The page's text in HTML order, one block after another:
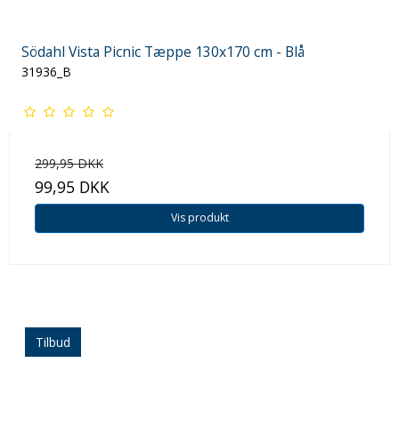
Södahl Vista Picnic Tæppe 130x170 cm - Blå
31936_B
299,95 DKK
99,95 DKK
Vis produkt
Tilbud